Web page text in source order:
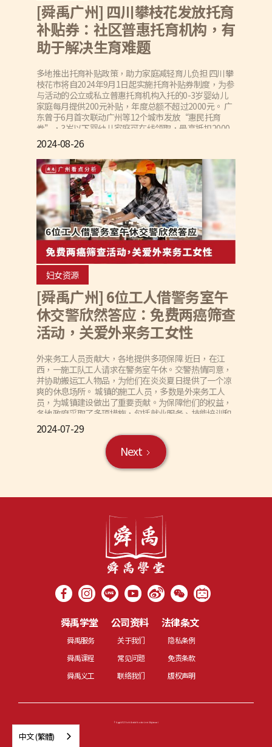
[舜禹广州] 四川攀枝花发放托育
补贴券：社区普惠托育机构，有
助于解决生育难题
多地推出托育补贴政策，助力家庭减轻育儿负担 四川攀
枝花市将自2024年9月1日起实施托育补贴券制度，为参
与活动的公立或私立普惠托育机构入托的0-3岁婴幼儿
家庭每月提供200元补贴，年度总额不超过2000元。 广
东曾于6月首次联动广州等12个城市发放“惠民托育
券”，3岁以下婴幼儿家庭可在线领取，最高抵扣2000
元，预计发放超10万张，有效期60天。全省有12个地级
以上市的约500家备案托育机构参与。 广州市正在实施
《3岁以下婴幼儿照护服务体系建设三年行动计划》，
推动每个街镇至少设立1个公建民
2024-08-26
妇女资源
[舜禹广州] 6位工人借警务室午
休交警欣然答应：免费两癌筛查
活动，关爱外来务工女性
外来务工人员贡献大，各地提供多项保障 近日，在江
西，一施工队工人请求在警务室午休。交警热情同意，
并协助搬运工人物品，为他们在炎炎夏日提供了一个凉
爽的休息场所。 城镇的施工人员，多数是外来务工人
员，为城镇建设做出了重要贡献。为保障他们的权益，
各地政府采取了多项措施，包括就业服务、技能培训和
健康保障。特别地，针对外来务工女性，多地开展了免
费的两癌筛查活动，以提高她们的健康水平。这些措施
不仅提升了外来务工人员的生活质量，也为他们所在的
城镇发展提供了支持。
2024-07-29
Next
舜禹学堂
舜禹服务
舜禹课程
舜禹义工
公司资料
关于我们
常见问题
联络我们
法律条文
隐私条例
免责条款
版权声明
© Copyright 2022 Shun Yu Charitable Foundation Limited All rights reserved.
中文 (繁體)